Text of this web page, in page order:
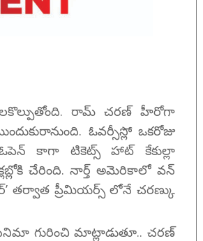
నెలకొల్పుతోంది. రామ్ చరణ్ హీరోగా
ఓవర్సీస్లో ఒకరోజు
ఓపెన్ కాగా టికెట్స్ హాట్ కేకుల్లా
చేరింది. నార్త్ అమెరికాలో వన్
తర్వాత ప్రీమియర్స్ లోనే చరణ్కు
గురించి మాట్లాడుతూ.. చరణ్